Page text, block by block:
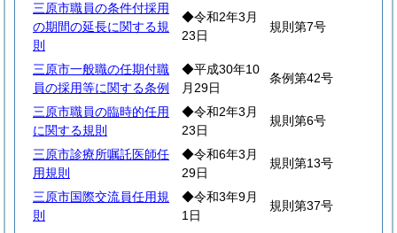
三原市職員の条件付採用
の期間の延長に関する規
則
◆令和2年3月
23日
規則第7号
三原市一般職の任期付職
員の採用等に関する条例
◆平成30年10
月29日
条例第42号
三原市職員の臨時的任用
に関する規則
◆令和2年3月
23日
規則第6号
三原市診療所嘱託医師任
用規則
◆令和6年3月
29日
規則第13号
三原市国際交流員任用規
則
◆令和3年9月
1日
規則第37号